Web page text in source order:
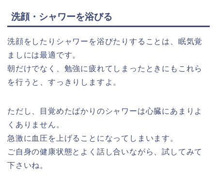
洗顔・シャワーを浴びる
洗顔をしたりシャワーを浴びたりすることは、眠気覚
ましには最適です。
朝だけでなく、勉強に疲れてしまったときにもこれら
を行うと、すっきりしますよ。
ただし、目覚めたばかりのシャワーは心臓にあまりよ
くありません。
急激に血圧を上げることになってしまいます。
ご自身の健康状態とよく話し合いながら、試してみて
下さいね。